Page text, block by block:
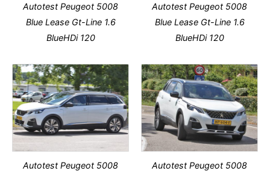
Autotest Peugeot 5008
Blue Lease Gt-Line 1.6
BlueHDi 120
Autotest Peugeot 5008
Blue Lease Gt-Line 1.6
BlueHDi 120
Autotest Peugeot 5008
Autotest Peugeot 5008